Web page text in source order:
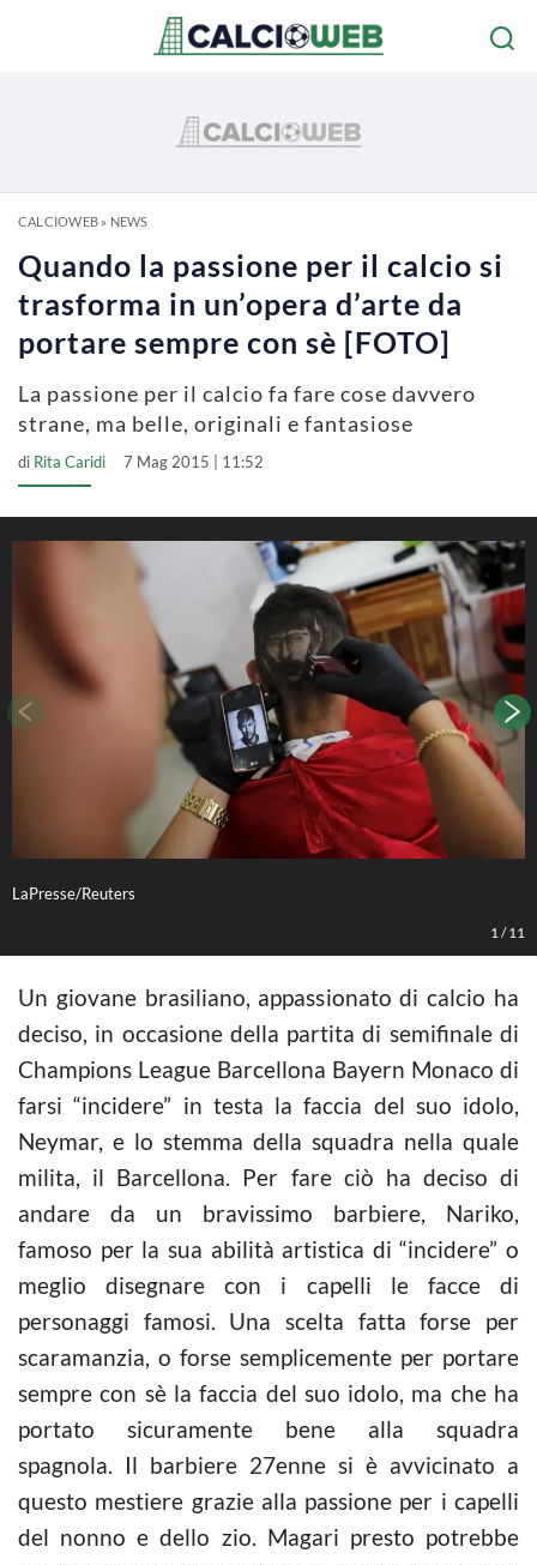
CALCIOWEB» NEWS
Quando la passione per il calcio si
trasforma in un’opera d’arte da
portare sempre con sè [FOTO]
La passione per il calcio fa fare cose davvero
strane, ma belle, originali e fantasiose
di Rita Caridi 7 Mag 2015 | 11:52
LaPresse/Reuters
1 /11
Un giovane brasiliano, appassionato di calcio ha
deciso, in occasione della partita di semifinale di
Champions League Barcellona Bayern Monaco di
farsi “incidere” in testa la faccia del suo idolo,
Neymar, e lo stemma della squadra nella quale
milita, il Barcellona. Per fare ciò ha deciso di
andare da un bravissimo barbiere, Nariko,
famoso per la sua abilità artistica di “incidere” o
meglio disegnare con i capelli le facce di
personaggi famosi. Una scelta fatta forse per
scaramanzia, o forse semplicemente per portare
sempre con sè la faccia del suo idolo, ma che ha
portato sicuramente bene alla squadra
spagnola. Il barbiere 27enne si è avvicinato a
questo mestiere grazie alla passione per i capelli
del nonno e dello zio. Magari presto potrebbe